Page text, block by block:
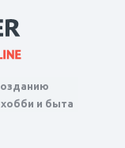
и быта